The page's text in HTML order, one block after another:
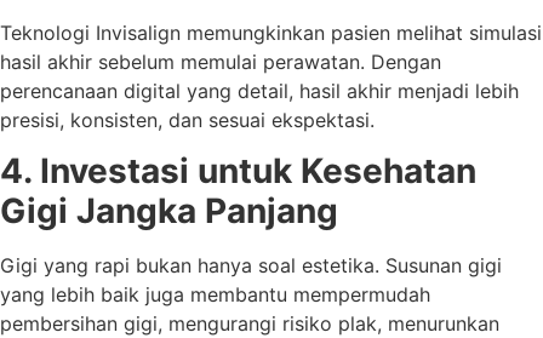
Teknologi Invisalign memungkinkan pasien melihat simulasi
hasil akhir sebelum memulai perawatan. Dengan
perencanaan digital yang detail, hasil akhir menjadi lebih
presisi, konsisten, dan sesuai ekspektasi.
4. Investasi untuk Kesehatan
Gigi Jangka Panjang
Gigi yang rapi bukan hanya soal estetika. Susunan gigi
yang lebih baik juga membantu mempermudah
pembersihan gigi, mengurangi risiko plak, menurunkan